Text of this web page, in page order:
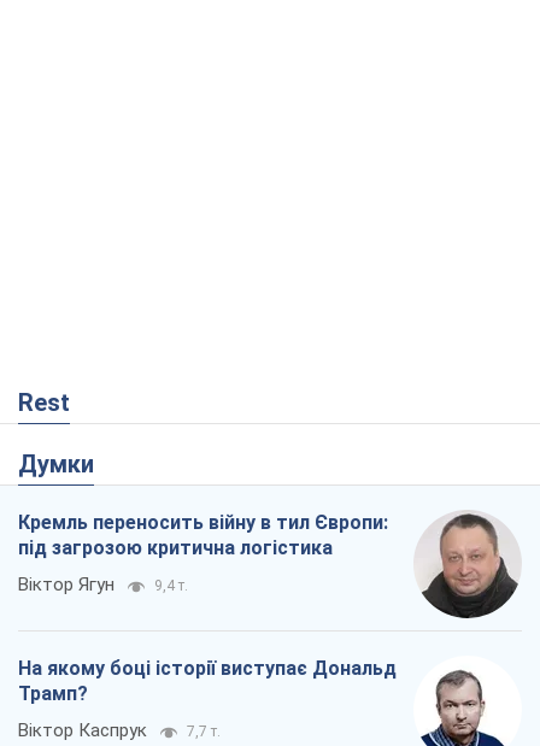
Rest
Думки
Кремль переносить війну в тил Європи:
під загрозою критична логістика
Віктор Ягун 9,4 т.
На якому боці історії виступає Дональд
Трамп?
Віктор Каспрук 7,7 т.